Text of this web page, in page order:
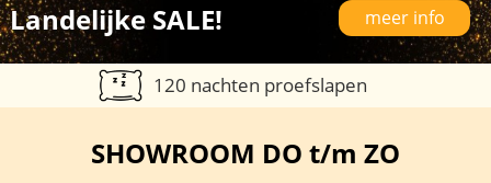
Landelijke SALE! meer info
120 nachten proefslapen
SHOWROOM DO t/m ZO